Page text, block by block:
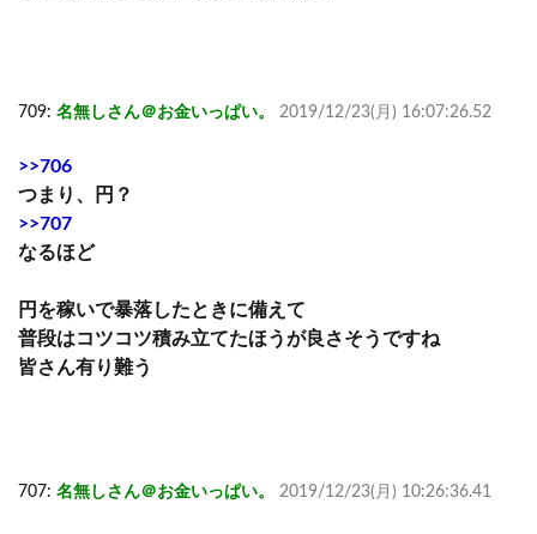
709: 名無しさん＠お金いっぱい。 2019/12/23(月) 16:07:26.52
>>706
つまり、円？
>>707
なるほど
円を稼いで暴落したときに備えて
普段はコツコツ積み立てたほうが良さそうですね
皆さん有り難う
707: 名無しさん＠お金いっぱい。 2019/12/23(月) 10:26:36.41